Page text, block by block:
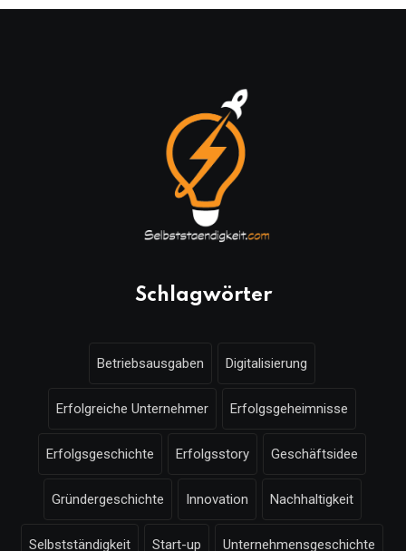
Schlagwörter
Betriebsausgaben Digitalisierung
Erfolgreiche Unternehmer Erfolgsgeheimnisse
Erfolgsgeschichte Erfolgsstory Geschäftsidee
Gründergeschichte Innovation Nachhaltigkeit
Selbstständigkeit Start-up Unternehmensgeschichte